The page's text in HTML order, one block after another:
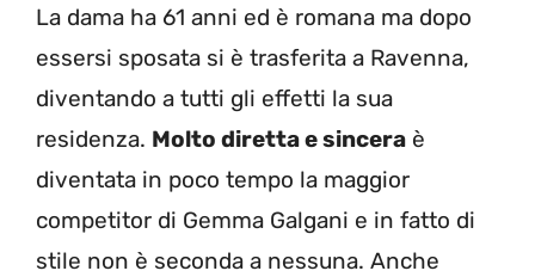
La dama ha 61 anni ed è romana ma dopo
essersi sposata si è trasferita a Ravenna,
diventando a tutti gli effetti la sua
residenza. Molto diretta e sincera è
diventata in poco tempo la maggior
competitor di Gemma Galgani e in fatto di
stile non è seconda a nessuna. Anche